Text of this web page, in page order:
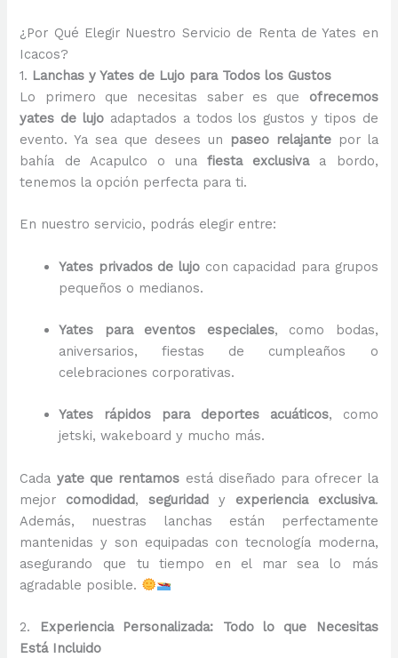
¿Por Qué Elegir Nuestro Servicio de Renta de Yates en
Icacos?
1. Lanchas y Yates de Lujo para Todos los Gustos
Lo primero que necesitas saber es que ofrecemos
yates de lujo adaptados a todos los gustos y tipos de
evento. Ya sea que desees un
paseo relajantepor la
bahía de Acapulco o unafiesta exclusivaa bordo,
tenemos la opción perfecta para ti.
En nuestro servicio, podrás elegir entre:
Yates privados de lujo con capacidad para grupos
pequeños o medianos.
Yates para eventos especiales, como bodas,
aniversarios, fiestas de cumpleaños o
celebraciones corporativas.
Yates rápidos para deportes acuáticos, como
jetski, wakeboard y mucho más.
Cada yate que rentamos está diseñado para ofrecer la
mejor comodidad,seguridad y experiencia exclusiva.
Además, nuestras lanchas están perfectamente
mantenidas y son equipadas con tecnología moderna,
asegurando que tu tiempo en el mar sea lo más
agradable posible.
2.
Experiencia Personalizada: Todo lo que Necesitas
Está Incluido